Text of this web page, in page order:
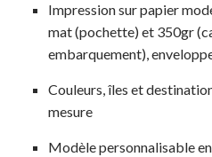
Impression sur papier
mat (pochette) et 350gr
embarquement),
Couleurs, îles et
mesure
Modèle personnalisable